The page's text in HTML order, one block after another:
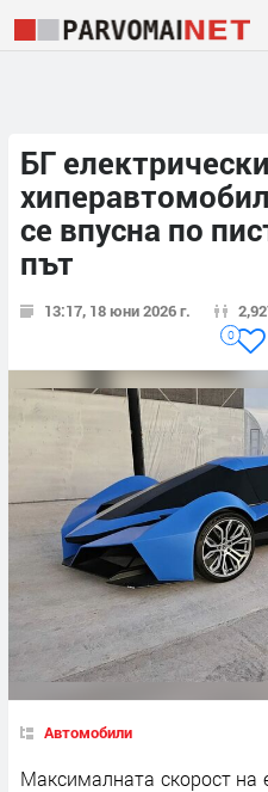
БГ
се впусна по
път
13:17, 18 юни 2026 г.
0
Автомобили
Максималната скорост на